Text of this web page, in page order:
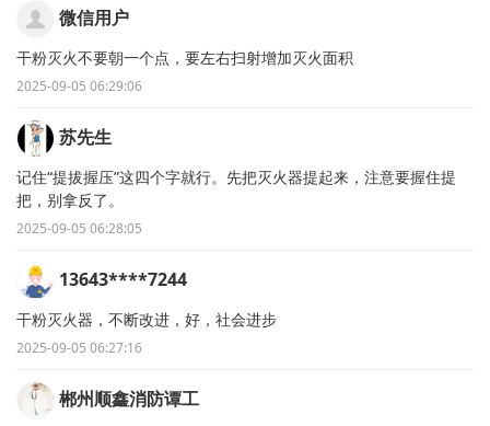
微信用户
干粉灭火不要朝一个点，要左右扫射增加灭火面积
2025-09-05 06:29:06
苏先生
记住“提拔握压”这四个字就行。先把灭火器提起来，注意要握住提
把，别拿反了。
2025-09-05 06:28:05
13643****7244
干粉灭火器，不断改进，好，社会进步
2025-09-05 06:27:16
郴州顺鑫消防谭工